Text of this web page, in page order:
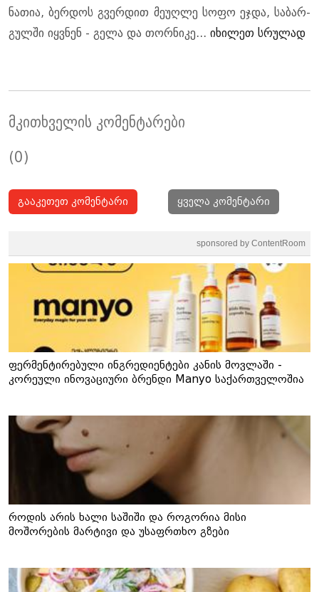
ნა­თია, ბერ­დოს გვერ­დით მე­უღ­ლე სოფო ეჯდა, სა­ბარ­
გულ­ში იყ­ვნენ - გელა და თორ­ნი­კე... იხილეთ სრულად
მკითხველის კომენტარები
(0)
გააკეთეთ კომენტარი ყველა კომენტარი
sponsored by ContentRoom
ფერმენტირებული ინგრედიენტები კანის მოვლაში -
კორეული ინოვაციური ბრენდი Manyo საქართველოშია
როდის არის ხალი საშიში და როგორია მისი
მოშორების მარტივი და უსაფრთხო გზები